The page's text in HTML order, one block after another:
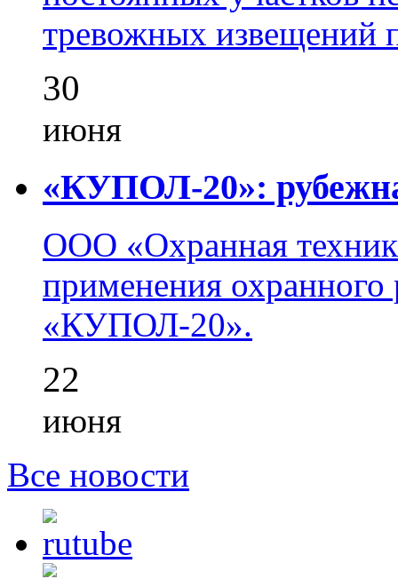
тревожных извещений
30
июня
«КУПОЛ-20»:
ООО «Охранная
применения охранного
«КУПОЛ-20».
22
июня
Все новости